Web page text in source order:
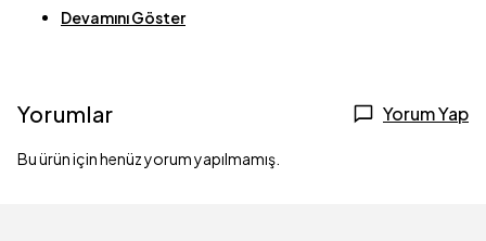
Devamını Göster
Yorumlar Yorum Yap
Bu ürün için henüz yorum yapılmamış.